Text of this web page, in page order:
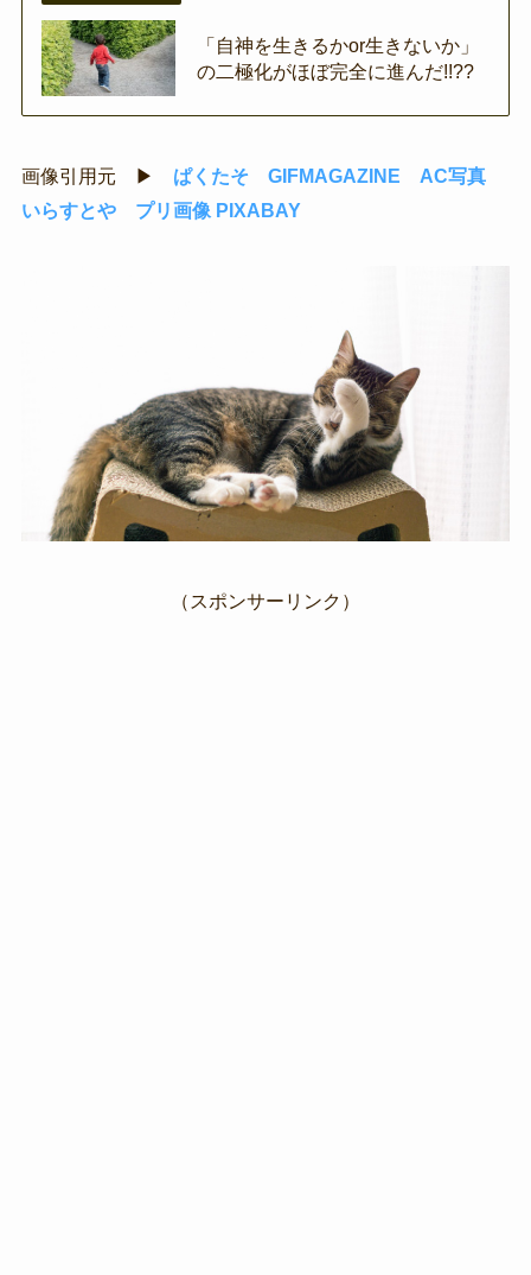
「自神を生きるかor生きないか」
の二極化がほぼ完全に進んだ!!??
画像引用元 ▶ ぱくたそ GIFMAGAZINE
AC写真
いらすとや
プリ画像 PIXABAY
（スポンサーリンク）